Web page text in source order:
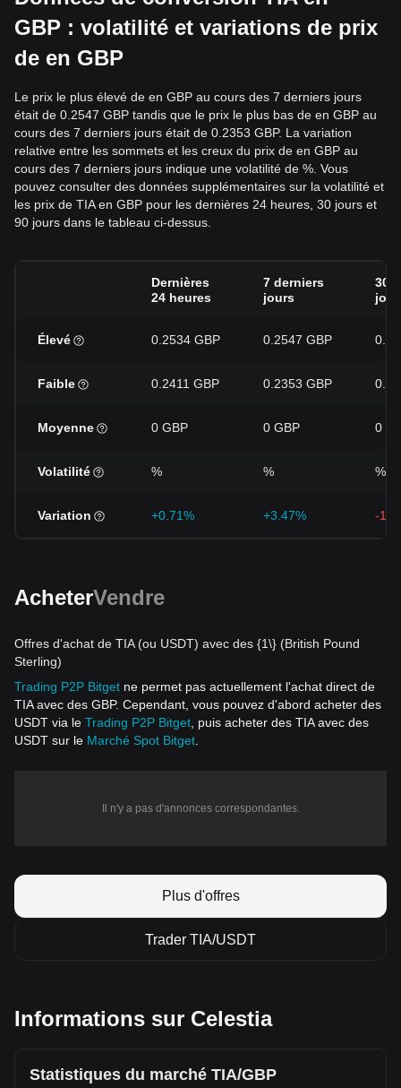
GBP : volatilité et variations de prix
de en GBP
Le prix le plus élevé de en GBP au cours des 7 derniers jours
était de 0.2547 GBP tandis que le prix le plus bas de en GBP au
cours des 7 derniers jours était de 0.2353 GBP. La variation
relative entre les sommets et les creux du prix de en GBP au
cours des 7 derniers jours indique une volatilité de %. Vous
pouvez consulter des données supplémentaires sur la volatilité et
les prix de TIA en GBP pour les dernières 24 heures, 30 jours et
90 jours dans le tableau ci-dessus.
Dernières
24 heures
7 derniers
jours
30
Élevé 0.2534 GBP 0.2547 GBP
Faible 0.2411 GBP 0.2353 GBP
Moyenne 0 GBP 0 GBP 0
Volatilité % % %
Variation +0.71% +3.47% -
AcheterVendre
Offres d'achat de TIA (ou USDT) avec des {1\} (British Pound
Sterling)
Trading P2P Bitget ne permet pas actuellement l'achat direct de
TIA avec des GBP. Cependant, vous pouvez d'abord acheter des
USDT via le Trading P2P Bitget , puis acheter des TIA avec des
USDT sur le Marché Spot Bitget
Il n'y a pas d'annonces correspondantes.
Plus d'offres
Trader TIA/USDT
Informations sur Celestia
Statistiques du marché TIA/GBP